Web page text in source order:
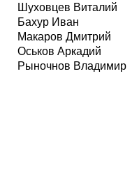
Шуховцев Виталий
Бахур Иван
Макаров Дмитрий
Оськов Аркадий
Рыночнов Владимир